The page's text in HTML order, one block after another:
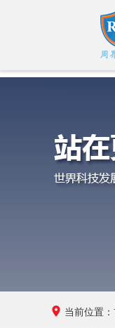
当前位置：